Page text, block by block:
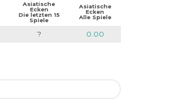
Asiatische
Ecken
Die letzten 15
Spiele
Asiatische
Ecken
Alle Spiele
? 0.00